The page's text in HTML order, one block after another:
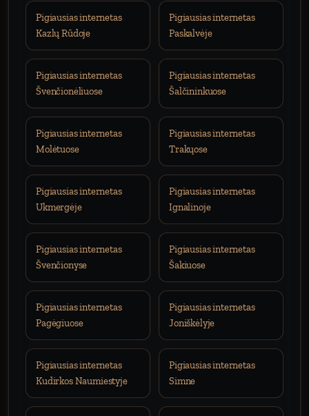
Pigiausias internetas
Kazlų Rūdoje
Pigiausias internetas
Paskalvėje
Pigiausias internetas
Švenčionėliuose
Pigiausias internetas
Šalčininkuose
Pigiausias internetas
Molėtuose
Pigiausias internetas
Trakųose
Pigiausias internetas
Ukmergėje
Pigiausias internetas
Ignalinoje
Pigiausias internetas
Švenčionyse
Pigiausias internetas
Šakiuose
Pigiausias internetas
Pagėgiuose
Pigiausias internetas
Joniškėlyje
Pigiausias internetas
Kudirkos Naumiestyje
Pigiausias internetas
Simne